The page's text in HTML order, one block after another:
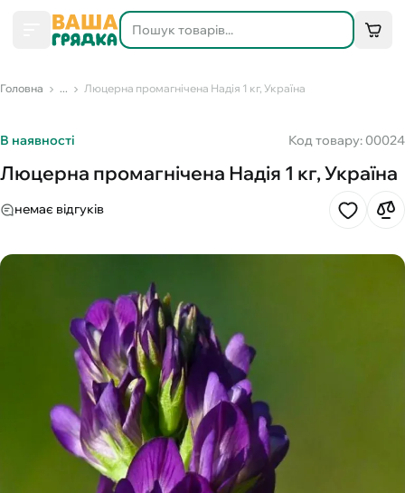
Головна ... Люцерна промагнічена Надія 1 кг, Україна
В наявності Код товару: 00024
Люцерна промагнічена Надія 1 кг, Україна
немає відгуків